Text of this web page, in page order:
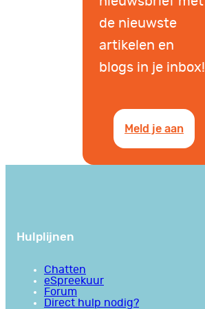
de nieuwste
artikelen en
blogs in je inbox!
Meld je aan
Hulplijnen
Chatten
eSpreekuur
Forum
Direct hulp nodig?